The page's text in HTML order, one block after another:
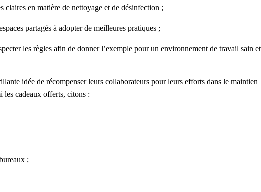
claires en matière de nettoyage et de désinfection ;
partagés à adopter de meilleures pratiques ;
les règles afin de donner l’exemple pour un environnement de travail sain et
idée de récompenser leurs collaborateurs pour leurs efforts dans le maintien
les cadeaux offerts, citons :
;